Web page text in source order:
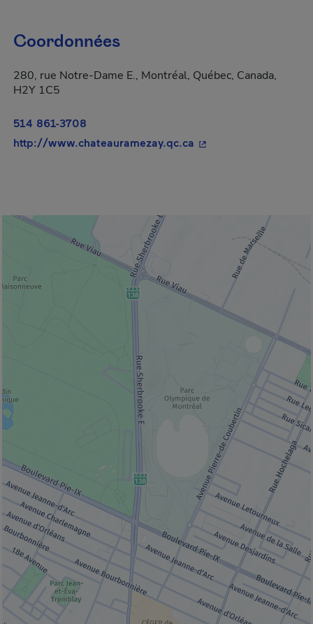
Coordonnées
280, rue Notre-Dame E., Montréal, Québec, Canada,
H2Y 1C5
514 861-3708
http://www.chateauramezay.qc.ca - Cet hyperlien